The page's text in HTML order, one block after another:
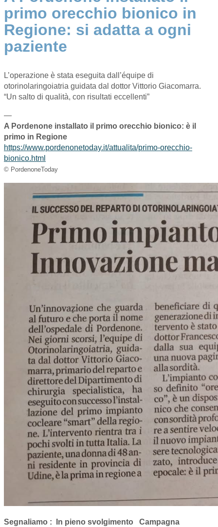
primo orecchio bionico in
Regione: si adatta a ogni
paziente
L’operazione è stata eseguita dall’équipe di
otorinolaringoiatria guidata dal dottor Vittorio Giacomarra.
“Un salto di qualità, con risultati eccellenti”
—
A Pordenone installato il primo orecchio bionico: è il
primo in Regione
https://www.pordenonetoday.it/attualita/primo-orecchio-
bionico.html
© PordenoneToday
Segnaliamo : In pieno svolgimento
Campagna